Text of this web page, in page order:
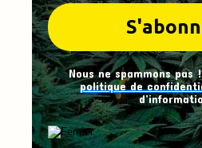
Nous ne spammons pas
politique de